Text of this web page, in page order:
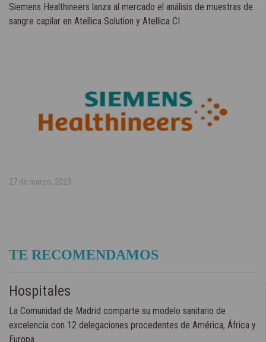
Siemens Healthineers lanza al mercado el análisis de muestras de
sangre capilar en Atellica Solution y Atellica CI
27 de marzo, 2023
TE RECOMENDAMOS
Hospitales
La Comunidad de Madrid comparte su modelo sanitario de
excelencia con 12 delegaciones procedentes de América, África y
Europa